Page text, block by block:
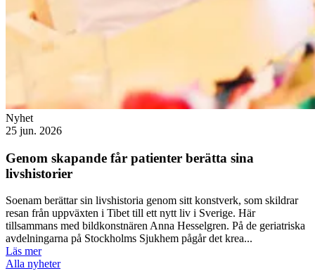
Nyhet
25 jun. 2026
Genom skapande får patienter berätta sina
livshistorier
Soenam berättar sin livshistoria genom sitt konstverk, som skildrar
resan från uppväxten i Tibet till ett nytt liv i Sverige. Här
tillsammans med bildkonstnären Anna Hesselgren. På de geriatriska
avdelningarna på Stockholms Sjukhem pågår det krea...
Läs mer
Alla nyheter